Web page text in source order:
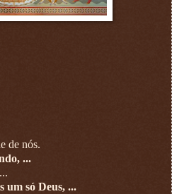
de nós.
...
um só Deus, ...